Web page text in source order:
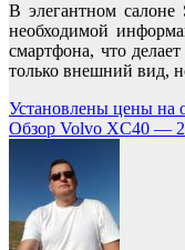
В элегантном салоне
необходимой
смартфона, что
только внешний вид,
Навигация
по
записям
Установлены цены на
Обзор Volvo XC40 —